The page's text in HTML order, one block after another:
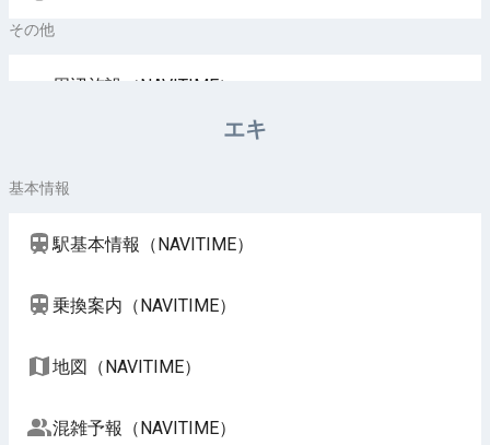
その他
周辺施設（NAVITIME）
エキ
基本情報
駅基本情報（NAVITIME）
乗換案内（NAVITIME）
地図（NAVITIME）
混雑予報（NAVITIME）